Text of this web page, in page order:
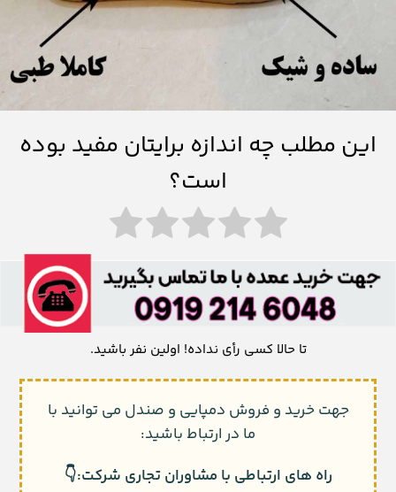
این مطلب چه اندازه برایتان مفید بوده
است؟
تا حالا کسی رأی نداده! اولین نفر باشید.
جهت خرید و فروش دمپایی و صندل می توانید با
ما در ارتباط باشید:
راه های ارتباطی با مشاوران تجاری شرکت:👇